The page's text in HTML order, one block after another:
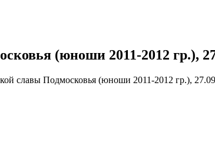
(юноши 2011-2012 гр.),
славы Подмосковья (юноши 2011-2012 гр.),